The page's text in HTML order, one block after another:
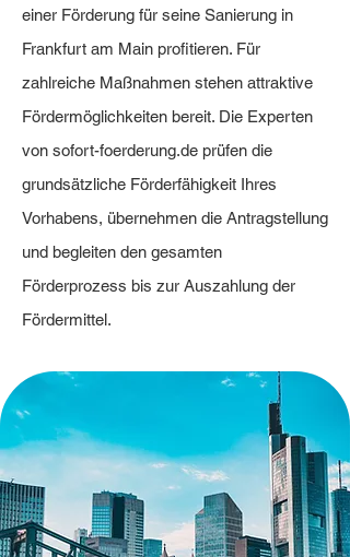
einer Förderung für seine Sanierung in
Frankfurt am Main profitieren. Für
zahlreiche Maßnahmen stehen attraktive
Fördermöglichkeiten bereit. Die Experten
von sofort-foerderung.de prüfen die
grundsätzliche Förderfähigkeit Ihres
Vorhabens, übernehmen die Antragstellung
und begleiten den gesamten
Förderprozess bis zur Auszahlung der
Fördermittel.